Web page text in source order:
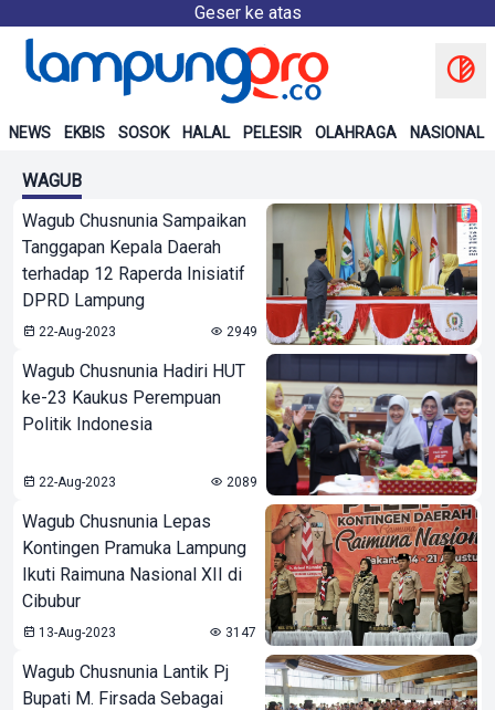
Geser ke atas
NEWS EKBIS SOSOK HALAL PELESIR OLAHRAGA NASIONAL
WAGUB
Wagub Chusnunia Sampaikan
Tanggapan Kepala Daerah
terhadap 12 Raperda Inisiatif
DPRD Lampung
22-Aug-2023 2949
Wagub Chusnunia Hadiri HUT
ke-23 Kaukus Perempuan
Politik Indonesia
22-Aug-2023 2089
Wagub Chusnunia Lepas
Kontingen Pramuka Lampung
Ikuti Raimuna Nasional XII di
Cibubur
13-Aug-2023 3147
Wagub Chusnunia Lantik Pj
Bupati M. Firsada Sebagai